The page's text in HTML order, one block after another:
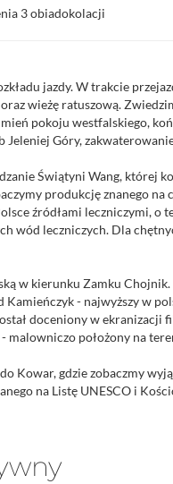
3 obiadokolacji
jazdy. W trakcie
wieżę ratuszową.
pokoju westfalskiego,
Góry,
Świątyni Wang, której
produkcję znanego
źródłami leczniczymi,
wód leczniczych. Dla
w kierunku Zamku
Kamieńczyk - najwyższy w
doceniony w ekranizacji
malowniczo położony na
Kowar, gdzie zobaczmy
na Listę UNESCO i